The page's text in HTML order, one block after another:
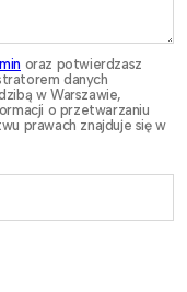
oraz potwierdzasz
danych
w Warszawie,
o przetwarzaniu
prawach znajduje się w